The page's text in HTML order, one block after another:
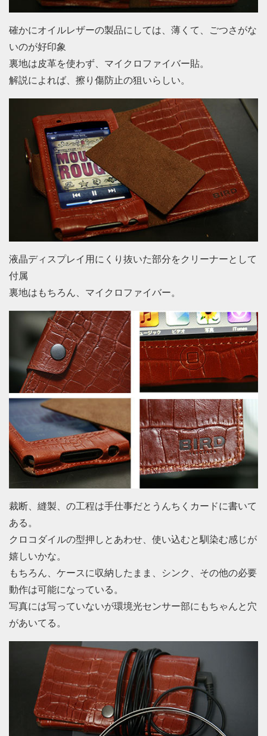
確かにオイルレザーの製品にしては、薄くて、ごつさがな
いのが好印象
裏地は皮革を使わず、マイクロファイバー貼。
解説によれば、擦り傷防止の狙いらしい。
液晶ディスプレイ用にくり抜いた部分をクリーナーとして
付属
裏地はもちろん、マイクロファイバー。
裁断、縫製、の工程は手仕事だとうんちくカードに書いて
ある。
クロコダイルの型押しとあわせ、使い込むと馴染む感じが
嬉しいかな。
もちろん、ケースに収納したまま、シンク、その他の必要
動作は可能になっている。
写真には写っていないが環境光センサー部にもちゃんと穴
があいてる。